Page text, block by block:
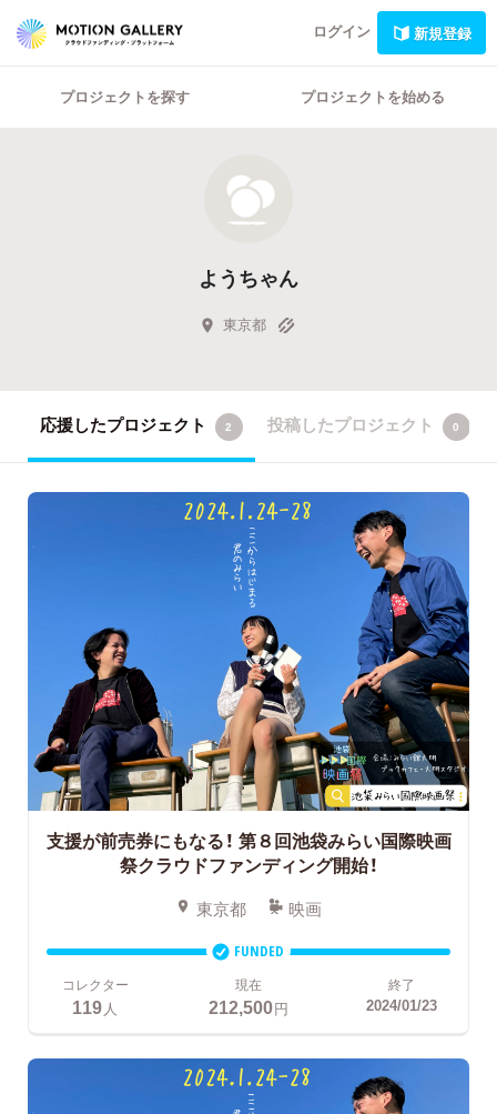
ログイン 新規登録
プロジェクトを探す プロジェクトを始める
ようちゃん
東京都
応援したプロジェクト 2 投稿したプロジェクト 0
支援が前売券にもなる！ 第８回池袋みらい国際映画
祭クラウドファンディング開始！
東京都 映画
FUNDED
コレクター
119 人
現在
212,500円
終了
2024/01/23